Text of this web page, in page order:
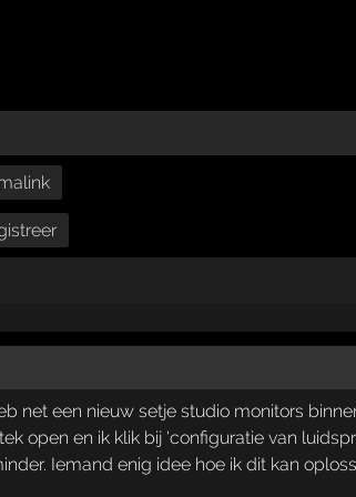
net een nieuw setje studio monitors
open en ik klik bij 'configuratie van
Iemand enig idee hoe ik dit kan